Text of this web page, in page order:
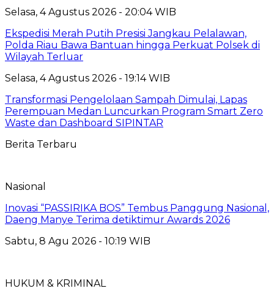
Selasa, 4 Agustus 2026 - 20:04 WIB
Ekspedisi Merah Putih Presisi Jangkau Pelalawan,
Polda Riau Bawa Bantuan hingga Perkuat Polsek di
Wilayah Terluar
Selasa, 4 Agustus 2026 - 19:14 WIB
Transformasi Pengelolaan Sampah Dimulai, Lapas
Perempuan Medan Luncurkan Program Smart Zero
Waste dan Dashboard SIPINTAR
Berita Terbaru
Nasional
Inovasi “PASSIRIKA BOS” Tembus Panggung Nasional,
Daeng Manye Terima detiktimur Awards 2026
Sabtu, 8 Agu 2026 - 10:19 WIB
HUKUM & KRIMINAL